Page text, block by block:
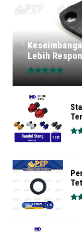
Lebih